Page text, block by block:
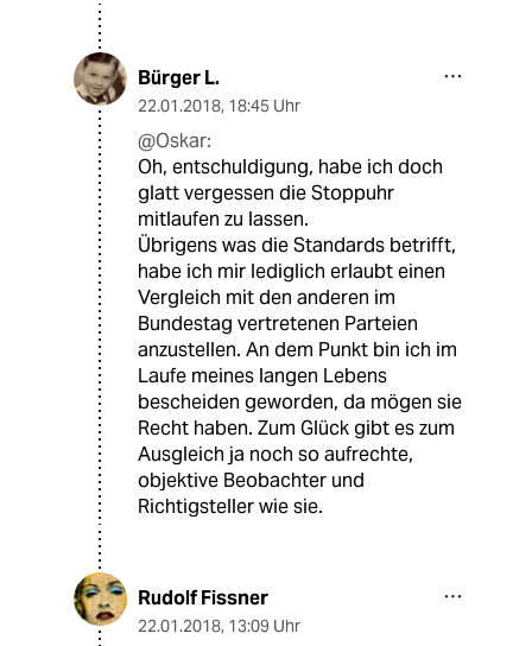
Bürger L.
22.01.2018, 18:45 Uhr
@Oskar:
Oh, entschuldigung, habe ich doch
glatt vergessen die Stoppuhr
mitlaufen zu lassen.
Übrigens was die Standards betrifft,
habe ich mir lediglich erlaubt einen
Vergleich mit den anderen im
Bundestag vertretenen Parteien
anzustellen. An dem Punkt bin ich im
Laufe meines langen Lebens
bescheiden geworden, da mögen sie
Recht haben. Zum Glück gibt es zum
Ausgleich ja noch so aufrechte,
objektive Beobachter und
Richtigsteller wie sie.
Rudolf Fissner
22.01.2018, 13:09 Uhr